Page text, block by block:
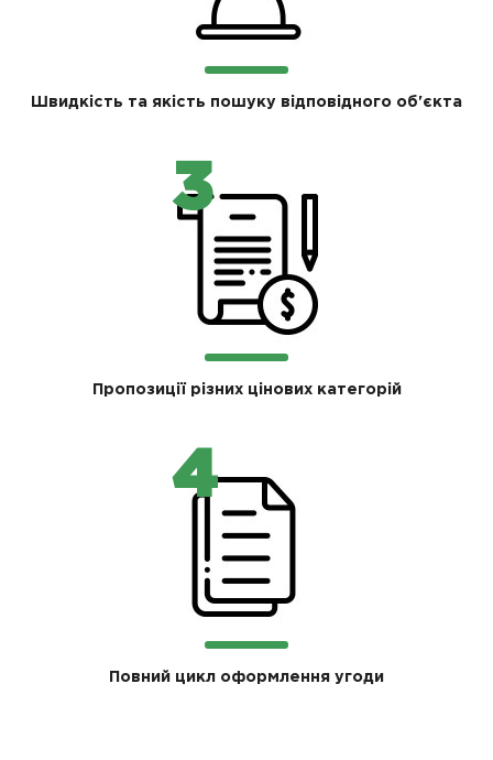
Швидкість та якість пошуку відповідного об'єкта
Пропозиції різних цінових категорій
Повний цикл оформлення угоди